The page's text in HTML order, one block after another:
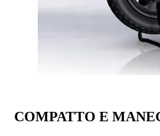
COMPATTO E